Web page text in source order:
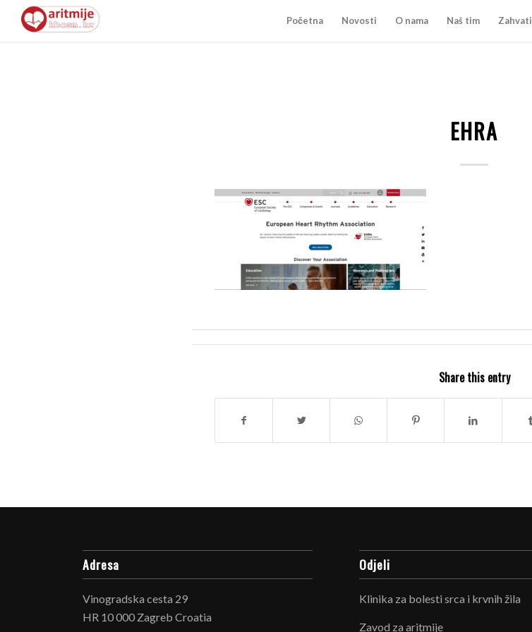
Početna Novosti O nama Naš tim Zahvati
EHRA
Share this entry
Adresa
Vinogradska cesta 29
HR 10 000 Zagreb Croatia
Odjeli
Klinika za bolesti srca i krvnih žila
Zavod za aritmije